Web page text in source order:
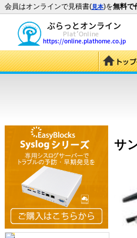
会員はオンラインで見積書(見本)を無料で
サ